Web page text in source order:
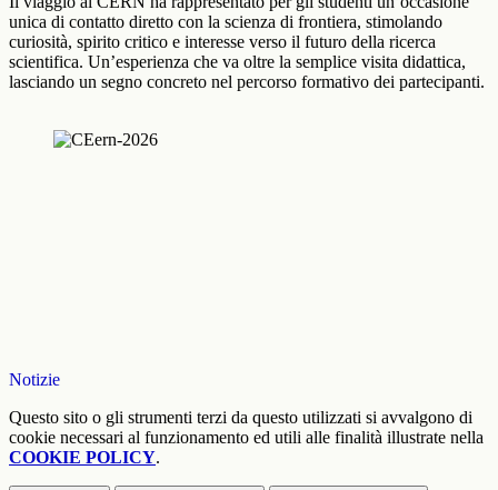
unica di contatto diretto con la scienza di frontiera, stimolando
curiosità, spirito critico e interesse verso il futuro della ricerca
scientifica. Un’esperienza che va oltre la semplice visita didattica,
lasciando un segno concreto nel percorso formativo dei partecipanti.
Notizie
Questo sito o gli strumenti terzi da questo utilizzati si avvalgono di
cookie necessari al funzionamento ed utili alle finalità illustrate nella
COOKIE POLICY.